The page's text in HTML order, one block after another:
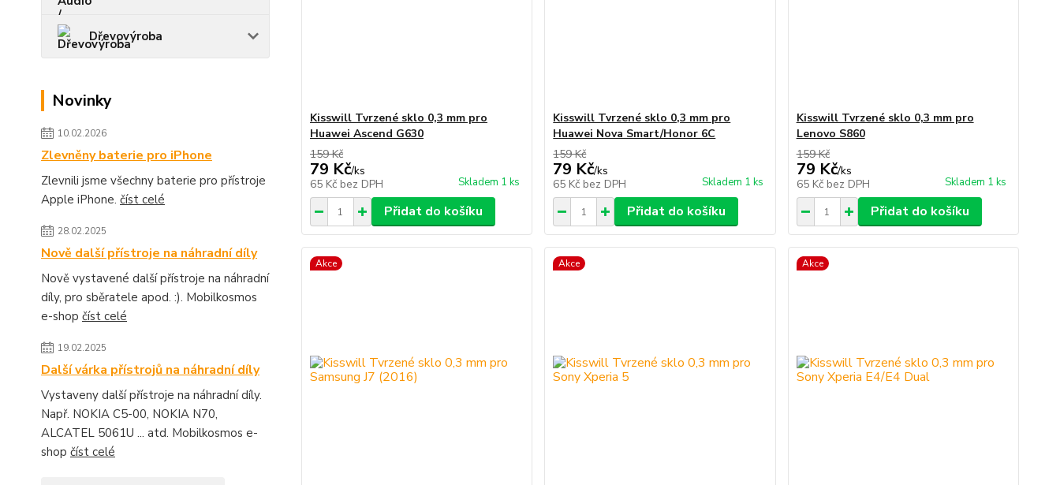
Dřevovýroba
Novinky
10.02.2026
Zlevněny baterie pro iPhone
Zlevnili jsme všechny baterie pro přístroje
Apple iPhone. číst celé
28.02.2025
Nově další přístroje na náhradní díly
Nově vystavené další přístroje na náhradní
díly, pro sběratele apod. :). Mobilkosmos
e-shop číst celé
19.02.2025
Další várka přístrojů na náhradní díly
Vystaveny další přístroje na náhradní díly.
Např. NOKIA C5-00, NOKIA N70,
ALCATEL 5061U ... atd. Mobilkosmos e-
shop číst celé
Kisswill Tvrzené sklo 0,3 mm pro
Huawei Ascend G630
159 Kč
79 Kč/ks
65 Kč bez DPH Skladem 1 ks
Přidat do košíku
Kisswill Tvrzené sklo 0,3 mm pro
Huawei Nova Smart/Honor 6C
159 Kč
79 Kč/ks
65 Kč bez DPH Skladem 1 ks
Přidat do košíku
Kisswill Tvrzené sklo 0,3 mm pro
Lenovo S860
159 Kč
79 Kč/ks
65 Kč bez DPH Skladem 1 ks
Přidat do košíku
Akce Akce Akce